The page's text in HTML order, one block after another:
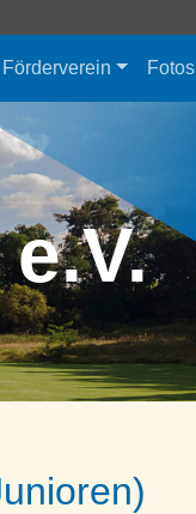
Förderverein Fotos
e.V.